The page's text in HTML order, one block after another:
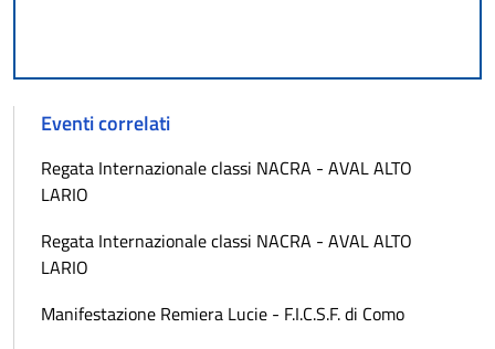
Eventi correlati
Regata Internazionale classi NACRA - AVAL ALTO
LARIO
Regata Internazionale classi NACRA - AVAL ALTO
LARIO
Manifestazione Remiera Lucie - F.I.C.S.F. di Como